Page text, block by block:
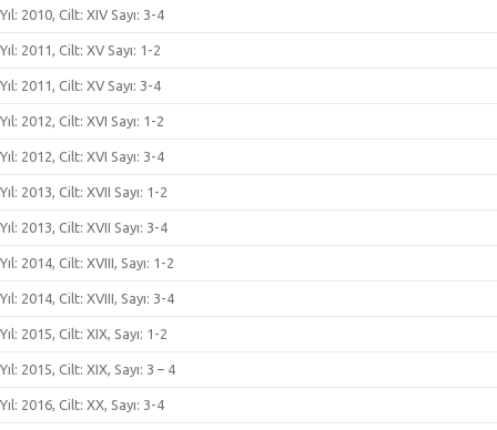
Yıl: 2010, Cilt: XIV Sayı: 3-4
Yıl: 2011, Cilt: XV Sayı: 1-2
Yıl: 2011, Cilt: XV Sayı: 3-4
Yıl: 2012, Cilt: XVI Sayı: 1-2
Yıl: 2012, Cilt: XVI Sayı: 3-4
Yıl: 2013, Cilt: XVII Sayı: 1-2
Yıl: 2013, Cilt: XVII Sayı: 3-4
Yıl: 2014, Cilt: XVIII, Sayı: 1-2
Yıl: 2014, Cilt: XVIII, Sayı: 3-4
Yıl: 2015, Cilt: XIX, Sayı: 1-2
Yıl: 2015, Cilt: XIX, Sayı: 3 – 4
Yıl: 2016, Cilt: XX, Sayı: 3-4